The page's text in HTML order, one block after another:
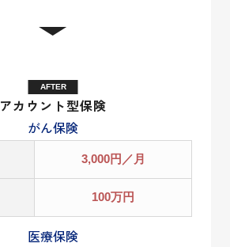
アカウント型保険
がん保険
3,000円／月
100万円
医療保険